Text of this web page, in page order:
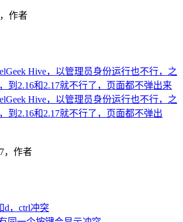
，作者
Hive，以管理员身份运行也不行，之
到2.16和2.17就不行了，页面都不弹出来
Hive，以管理员身份运行也不行，之
到2.16和2.17就不行了，页面都不弹出
，作者
d，ctrl冲突